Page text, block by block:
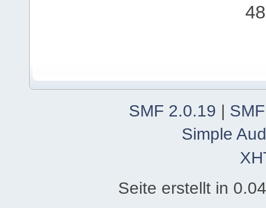
SMF 2.0.19
Simple
Seite erstellt in